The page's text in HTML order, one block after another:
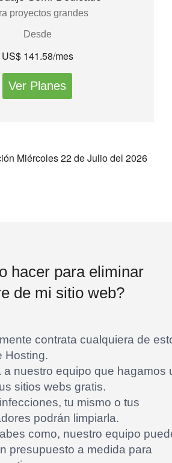
proyectos grandes
Desde
US$ 141.58/mes
Ver Planes
Miércoles 22 de Julio del 2026
hacer para eliminar
de mi sitio web?
contrata cualquiera de
Hosting.
a nuestro equipo que hagamos
sitios webs gratis.
tu mismo o tus
podrán limpiarla.
como, nuestro equipo
presupuesto a medida para